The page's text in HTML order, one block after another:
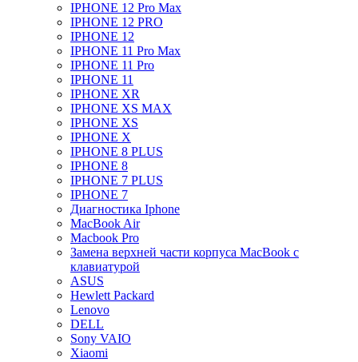
IPHONE 12 Pro Max
IPHONE 12 PRO
IPHONE 12
IPHONE 11 Pro Max
IPHONE 11 Pro
IPHONE 11
IPHONE XR
IPHONE XS MAX
IPHONE XS
IPHONE X
IPHONE 8 PLUS
IPHONE 8
IPHONE 7 PLUS
IPHONE 7
Диагностика Iphone
MacBook Air
Macbook Pro
Замена верхней части корпуса MacBook с
клавиатурой
ASUS
Hewlett Packard
Lenovo
DELL
Sony VAIO
Xiaomi